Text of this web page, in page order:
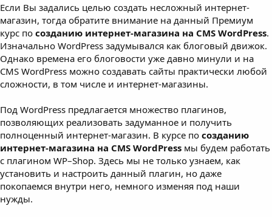
Если Вы задались целью создать несложный интернет-
магазин, тогда обратите внимание на данный Премиум
курс по созданию интернет-магазина на CMS WordPress.
Изначально WordPress задумывался как блоговый движок.
Однако времена его блоговости уже давно минули и на
CMS WordPress можно создавать сайты практически любой
сложности, в том числе и интернет-магазины.
Под WordPress предлагается множество плагинов,
позволяющих реализовать задуманное и получить
полноценный интернет-магазин. В курсе по созданию
интернет-магазина на CMS WordPress мы будем работать
с плагином WP–Shop. Здесь мы не только узнаем, как
установить и настроить данный плагин, но даже
покопаемся внутри него, немного изменяя под наши
нужды.